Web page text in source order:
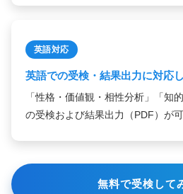
英語対応
英語での受検・結果出力に対応
「性格・価値観・相性分析」「知
の受検および結果出力（PDF）が可
無料で受検して